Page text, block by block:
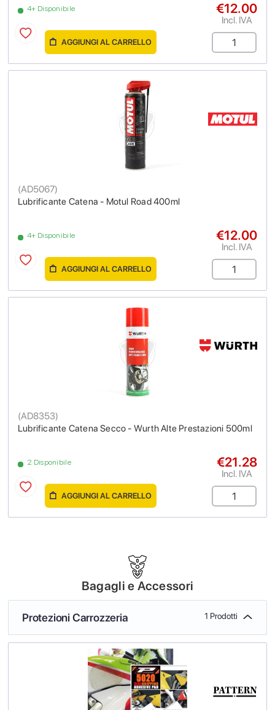
4+ Disponibile €12.00
Incl. IVA
AGGIUNGI AL CARRELLO
Lubrificante Catena - Motul Road 400ml
(AD5067)
4+ Disponibile €12.00
Incl. IVA
AGGIUNGI AL CARRELLO
Lubrificante Catena Secco - Wurth Alte Prestazioni 500ml
(AD8353)
2 Disponibile €21.28
Incl. IVA
AGGIUNGI AL CARRELLO
Bagagli e Accessori
Protezioni Carrozzeria 1 Prodotti